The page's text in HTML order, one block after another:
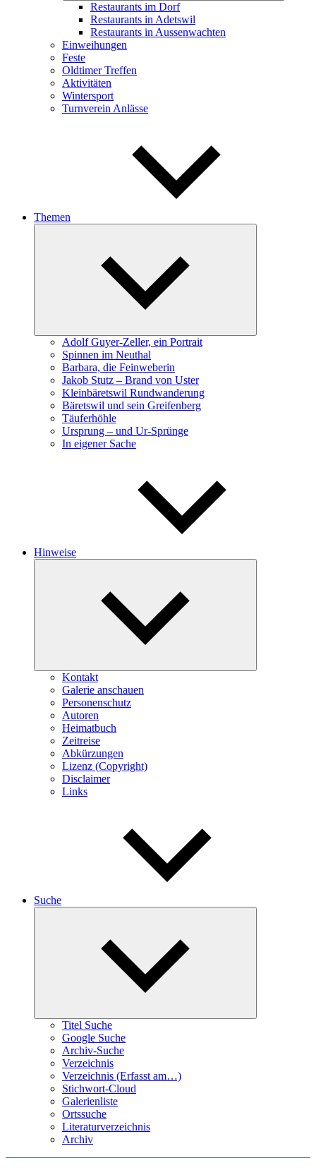
Restaurants im Dorf
Restaurants in Adetswil
Restaurants in Aussenwachten
Einweihungen
Feste
Oldtimer Treffen
Aktivitäten
Wintersport
Turnverein Anlässe
Themen
Adolf Guyer-Zeller, ein Portrait
Spinnen im Neuthal
Barbara, die Feinweberin
Jakob Stutz – Brand von Uster
Kleinbäretswil Rundwanderung
Bäretswil und sein Greifenberg
Täuferhöhle
Ursprung – und Ur-Sprünge
In eigener Sache
Hinweise
Kontakt
Galerie anschauen
Personenschutz
Autoren
Heimatbuch
Zeitreise
Abkürzungen
Lizenz (Copyright)
Disclaimer
Links
Suche
Titel Suche
Google Suche
Archiv-Suche
Verzeichnis
Verzeichnis (Erfasst am…)
Stichwort-Cloud
Galerienliste
Ortssuche
Literaturverzeichnis
Archiv